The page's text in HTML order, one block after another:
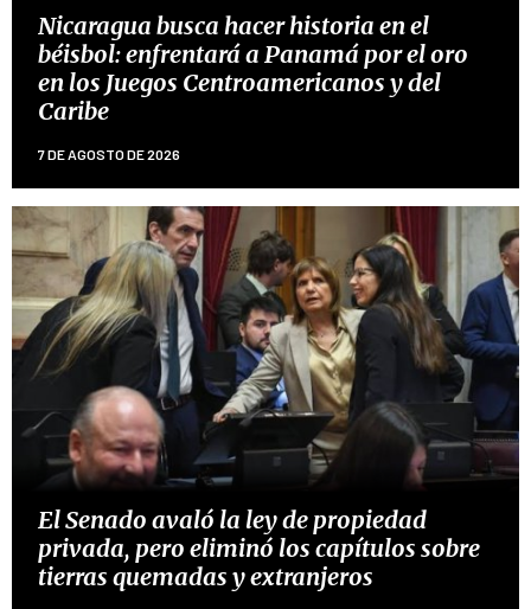
Nicaragua busca hacer historia en el
béisbol: enfrentará a Panamá por el oro
en los Juegos Centroamericanos y del
Caribe
7 DE AGOSTO DE 2026
El Senado avaló la ley de propiedad
privada, pero eliminó los capítulos sobre
tierras quemadas y extranjeros